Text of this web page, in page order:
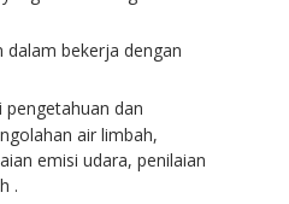
dalam bekerja dengan
dan
air limbah,
emisi udara, penilaian
.